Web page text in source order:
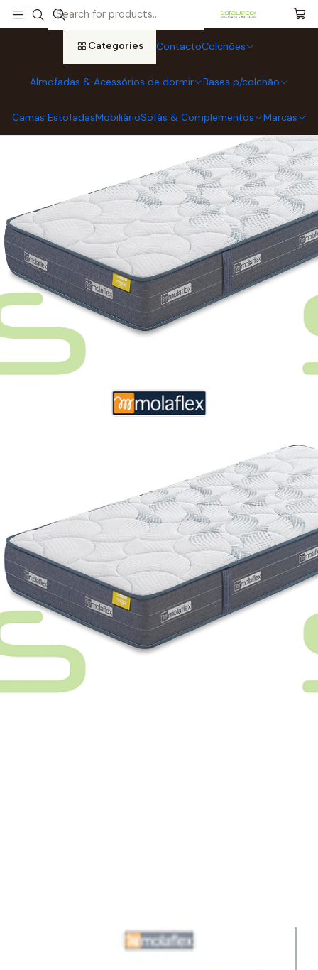
Categories ContactoColchões
Almofadas & Acessórios de dormir Bases p/colchão
Camas EstofadasMobiliárioSofás & Complementos Marcas
Home Colchões
Colchões MOLAFLEX
Colchão Molaflex Young (Envío Gratuito)